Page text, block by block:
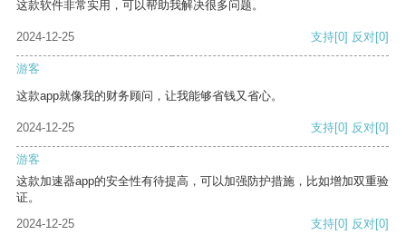
这款软件非常实用，可以帮助我解决很多问题。
2024-12-25 支持[0] 反对[0]
游客
这款app就像我的财务顾问，让我能够省钱又省心。
2024-12-25 支持[0] 反对[0]
游客
这款加速器app的安全性有待提高，可以加强防护措施，比如增加双重验
证。
2024-12-25
支持[0] 反对[0]